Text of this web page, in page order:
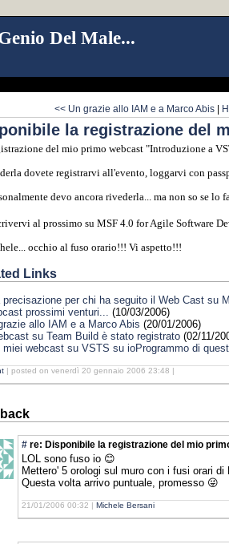
Del Male...
<< Un grazie allo IAM e a Marco Abis |
la registrazione del
del mio primo webcast "Introduzione a
dovete registrarvi all'evento, loggarvi con
devo ancora rivederla... ma non so se lo
al prossimo su MSF 4.0 for Agile Software
occhio al fuso orario!!! Vi aspetto!!!
Links
precisazione per chi ha seguito il Web Cast su
prossimi venturi... (10/03/2006)
allo IAM e a Marco Abis (20/01/2006)
su Team Build è stato registrato (02/11/
miei webcast su VSTS su ioProgrammo di
| posted on venerdì 20 gennaio 2006 23:48 |
# re: Disponibile la registrazione del mio
LOL sono fuso io 😊
Mettero' 5 orologi sul muro con i fusi orari di
Questa volta arrivo puntuale, promesso 😜
21/01/2006 00:32 | Michele Bersani